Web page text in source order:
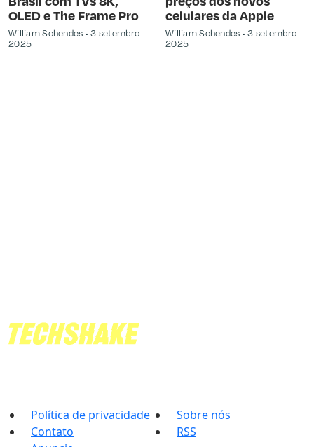
OLED e The Frame Pro
William Schendes
3 setembro
2025
celulares da Apple
William Schendes
3 setembro
2025
Política de privacidade
Sobre nós
Contato
RSS